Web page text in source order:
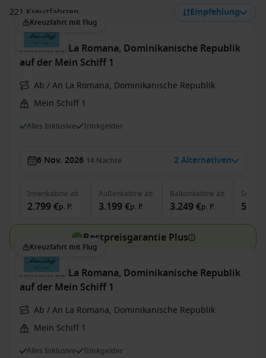
221 Kreuzfahrten Empfehlung
Kreuzfahrt mit Flug
Karibik ab La Romana, Dominikanische Republik
auf der Mein Schiff 1
Ab / An La Romana, Dominikanische Republik
Mein Schiff 1
Alles Inklusive Trinkgelder
6 Nov. 2026 14 Nächte 2 Alternativen
Innenkabine ab
2.799 €p. P.
Außenkabine ab
3.199 €p. P.
Balkonkabine ab
3.249 €p. P.
Suite
Bestpreisgarantie Plus
Kreuzfahrt mit Flug
Karibik ab La Romana, Dominikanische Republik
auf der Mein Schiff 1
Ab / An La Romana, Dominikanische Republik
Mein Schiff 1
Alles Inklusive Trinkgelder